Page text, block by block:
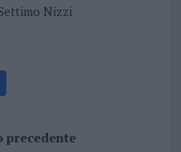
Nizzi
S
a